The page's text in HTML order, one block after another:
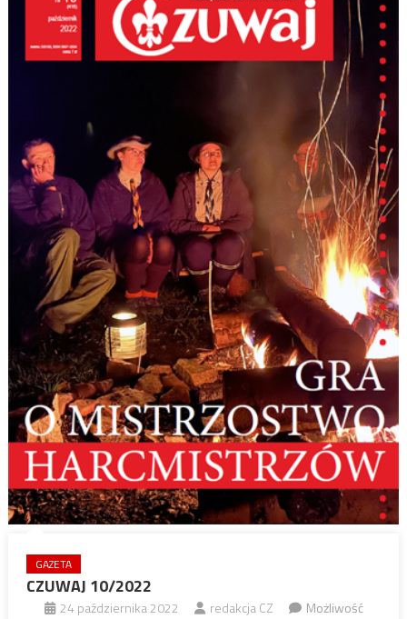
GAZETA
CZUWAJ 10/2022
24 października 2022 redakcja CZ
Możliwość